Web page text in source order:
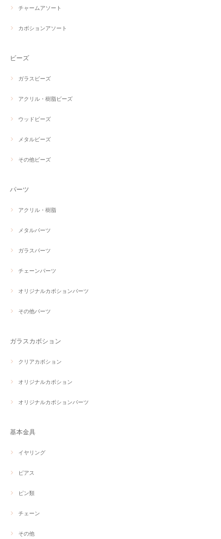
チャームアソート
カボションアソート
ビーズ
ガラスビーズ
アクリル・樹脂ビーズ
ウッドビーズ
メタルビーズ
その他ビーズ
パーツ
アクリル・樹脂
メタルパーツ
ガラスパーツ
チェーンパーツ
オリジナルカボションパーツ
その他パーツ
ガラスカボション
クリアカボション
オリジナルカボション
オリジナルカボションパーツ
基本金具
イヤリング
ピアス
ピン類
チェーン
その他